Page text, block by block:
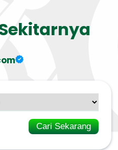
Cari Sekarang